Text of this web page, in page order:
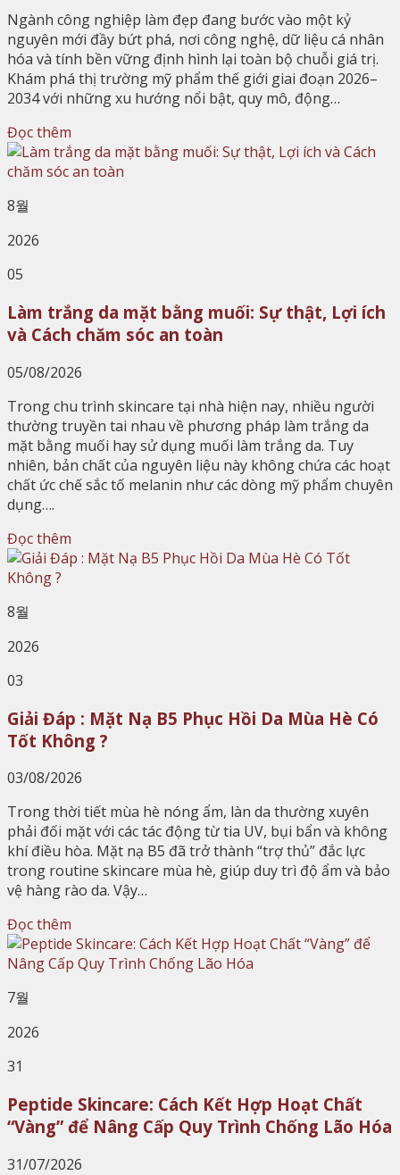
Ngành công nghiệp làm đẹp đang bước vào một kỷ
nguyên mới đầy bứt phá, nơi công nghệ, dữ liệu cá nhân
hóa và tính bền vững định hình lại toàn bộ chuỗi giá trị.
Khám phá thị trường mỹ phẩm thế giới giai đoạn 2026–
2034 với những xu hướng nổi bật, quy mô, động…
Đọc thêm
8월
2026
05
Làm trắng da mặt bằng muối: Sự thật, Lợi ích
và Cách chăm sóc an toàn
05/08/2026
Trong chu trình skincare tại nhà hiện nay, nhiều người
thường truyền tai nhau về phương pháp làm trắng da
mặt bằng muối hay sử dụng muối làm trắng da. Tuy
nhiên, bản chất của nguyên liệu này không chứa các hoạt
chất ức chế sắc tố melanin như các dòng mỹ phẩm chuyên
dụng….
Đọc thêm
8월
2026
03
Giải Đáp : Mặt Nạ B5 Phục Hồi Da Mùa Hè Có
Tốt Không ?
03/08/2026
Trong thời tiết mùa hè nóng ẩm, làn da thường xuyên
phải đối mặt với các tác động từ tia UV, bụi bẩn và không
khí điều hòa. Mặt nạ B5 đã trở thành “trợ thủ” đắc lực
trong routine skincare mùa hè, giúp duy trì độ ẩm và bảo
vệ hàng rào da. Vậy…
Đọc thêm
7월
2026
31
Peptide Skincare: Cách Kết Hợp Hoạt Chất
“Vàng” để Nâng Cấp Quy Trình Chống Lão Hóa
31/07/2026